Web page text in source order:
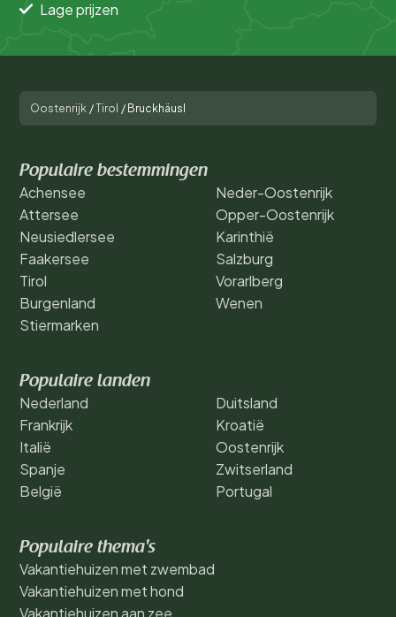
Lage prijzen
Oostenrijk /Tirol / Bruckhäusl
Populaire bestemmingen
Achensee
Attersee
Neusiedlersee
Faakersee
Tirol
Burgenland
Stiermarken
Neder-Oostenrijk
Opper-Oostenrijk
Karinthië
Salzburg
Vorarlberg
Wenen
Populaire landen
Nederland
Frankrijk
Italië
Spanje
België
Duitsland
Kroatië
Oostenrijk
Zwitserland
Portugal
Populaire thema's
Vakantiehuizen met zwembad
Vakantiehuizen met hond
Vakantiehuizen aan zee